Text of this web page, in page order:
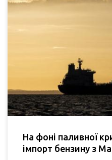
На фоні паливної
імпорт бензину з